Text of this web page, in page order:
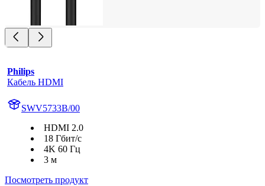
Philips
Кабель HDMI
SWV5733B/00
HDMI 2.0
18 Гбит/с
4K 60 Гц
3 м
Посмотреть продукт